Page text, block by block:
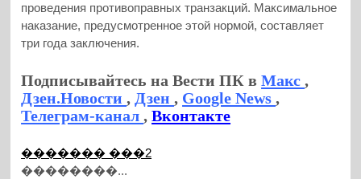
проведения противоправных транзакций. Максимальное
наказание, предусмотренное этой нормой, составляет
три года заключения.
Подписывайтесь на Вести ПК вМакс,
Дзен.Новости,Дзен, Google News,
Телеграм-канал,Вконтакте
������� ���2
��������...